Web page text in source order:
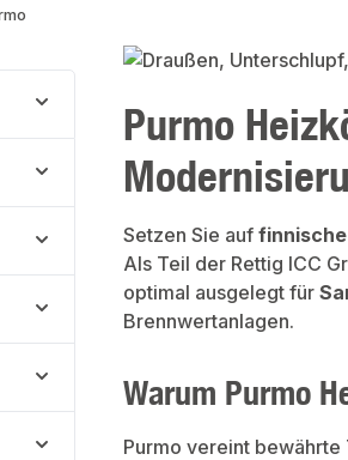
Purmo
Setzen Sie auf
Als Teil der Rettig ICC
optimal ausgelegt für
Brennwertanlagen.
Warum Purmo
Purmo vereint bewährte